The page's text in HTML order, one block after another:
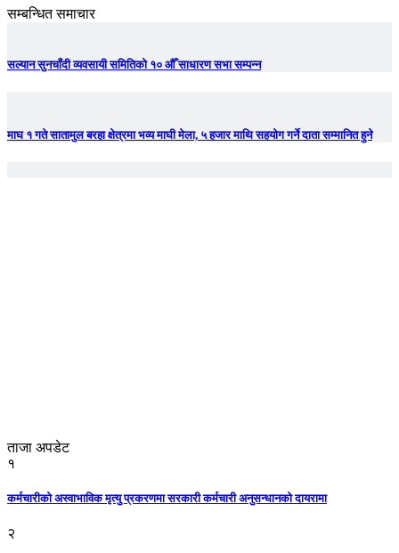
सम्बन्धित समाचार
सल्यान सुनचाँदी व्यवसायी समितिको १० औँ साधारण सभा सम्पन्न
माघ १ गते सातामुल बरहा क्षेत्रमा भव्य माघी मेला, ५ हजार माथि सहयोग गर्ने दाता सम्मानित हुने
ताजा अपडेट
१
कर्मचारीको अस्वाभाविक मृत्यु प्रकरणमा सरकारी कर्मचारी अनुसन्धानको दायरामा
२